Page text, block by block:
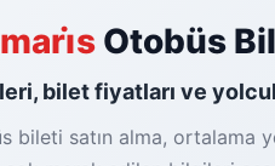
Otobüs
bilet fiyatları ve
bileti satın alma, ortalama